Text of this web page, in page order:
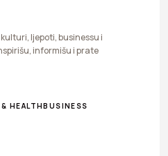
ljepoti, businessu i
informišu i prate
HEALTHBUSINESS